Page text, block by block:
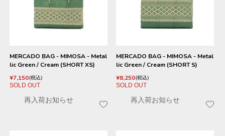
MERCADO BAG - MIMOSA - Metal
lic Green / Cream (SHORT XS)
¥7,150 税込
SOLD OUT
再入荷お知らせ
MERCADO BAG - MIMOSA - Metal
lic Green / Cream (SHORT S)
¥8,250 税込
SOLD OUT
再入荷お知らせ